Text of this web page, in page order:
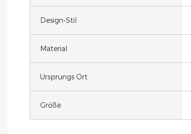
Design-Stil
Material
Ursprungs Ort
Größe